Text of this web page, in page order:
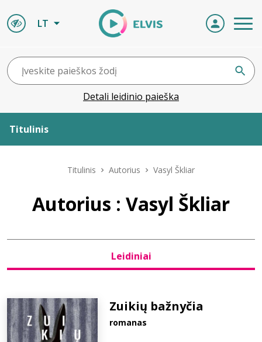
LT
Detali leidinio paieška
Titulinis
Leidiniai
D.U.K.
Titulinis Autorius Vasyl Škliar
Autorius : Vasyl Škliar
Leidiniai
Zuikių bažnyčia
romanas